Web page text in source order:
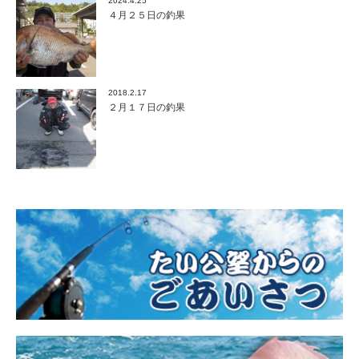
４月２５日の釣果
2018.2.17
２月１７日の釣果